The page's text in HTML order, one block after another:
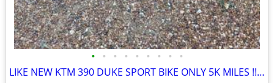
• • • • • • • • •
LIKE NEW KTM 390 DUKE SPORT BIKE ONLY 5K MILES !!obo!!